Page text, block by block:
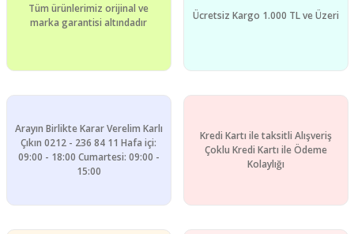
Tüm ürünlerimiz orijinal ve
marka garantisi altındadır
Ücretsiz Kargo 1.000 TL ve Üzeri
Arayın Birlikte Karar Verelim Karlı
Çıkın 0212 - 236 84 11 Hafa içi:
09:00 - 18:00 Cumartesi: 09:00 -
15:00
Kredi Kartı ile taksitli Alışveriş
Çoklu Kredi Kartı ile Ödeme
Kolaylığı